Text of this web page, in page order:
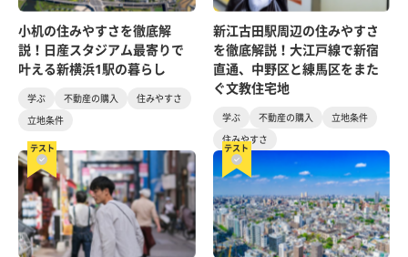
小机の住みやすさを徹底解
説！日産スタジアム最寄りで
叶える新横浜1駅の暮らし
学ぶ 不動産の購入
住みやすさ
立地条件
新江古田駅周辺の住みやすさ
を徹底解説！大江戸線で新宿
直通、中野区と練馬区をまた
ぐ文教住宅地
学ぶ 不動産の購入
立地条件
住みやすさ
テスト テスト